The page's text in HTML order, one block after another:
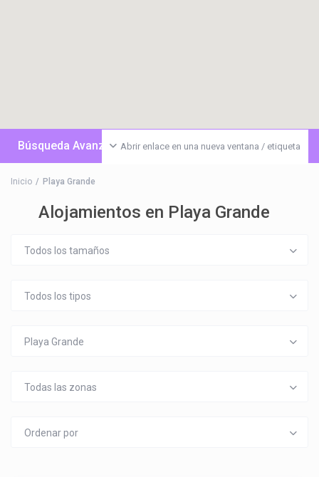
Abrir enlace en una nueva ventana / etiqueta
Búsqueda Avanzada
Inicio Playa Grande
Alojamientos en Playa Grande
Todos los tamaños
Todos los tipos
Playa Grande
Todas las zonas
Ordenar por